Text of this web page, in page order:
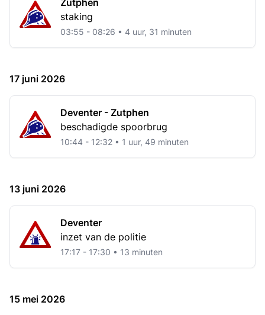
Zutphen
staking
03:55 - 08:26 • 4 uur, 31 minuten
17 juni 2026
Deventer - Zutphen
beschadigde spoorbrug
10:44 - 12:32 • 1 uur, 49 minuten
13 juni 2026
Deventer
inzet van de politie
17:17 - 17:30 • 13 minuten
15 mei 2026